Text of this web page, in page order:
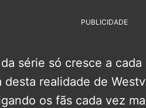
PUBLICIDADE
série só cresce a
desta realidade de
os fãs cada vez